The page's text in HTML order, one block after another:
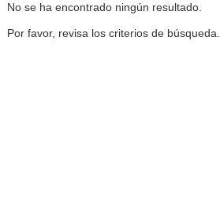
No se ha encontrado ningún resultado.
Por favor, revisa los criterios de búsqueda.